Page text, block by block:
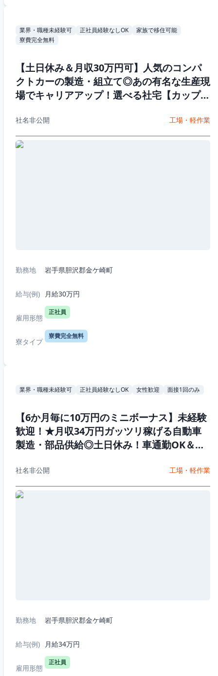
業界・職種未経験可 正社員経験なしOK
家族で移住可能
寮費完全無料
【土日休み＆月収30万円可】人気のコンパ
クトカーの製造・組立て◎あの有名な生産現
場でキャリアアップ！選べる社宅【カップル
社名非公開 工場・軽作業
勤務地 岩手県胆沢郡金ケ崎町
給与(例) 月給30万円
雇用形態
正社員
寮タイプ
寮費完全無料
業界・職種未経験可 正社員経験なしOK 女性歓迎 面接1回のみ
【6か月毎に10万円のミニボーナス】未経験
歓迎！★月収34万円ガッツリ稼げる自動車
製造・部品供給◎土日休み！車通勤OK＆男
社名非公開 工場・軽作業
勤務地 岩手県胆沢郡金ケ崎町
給与(例) 月給34万円
雇用形態
正社員